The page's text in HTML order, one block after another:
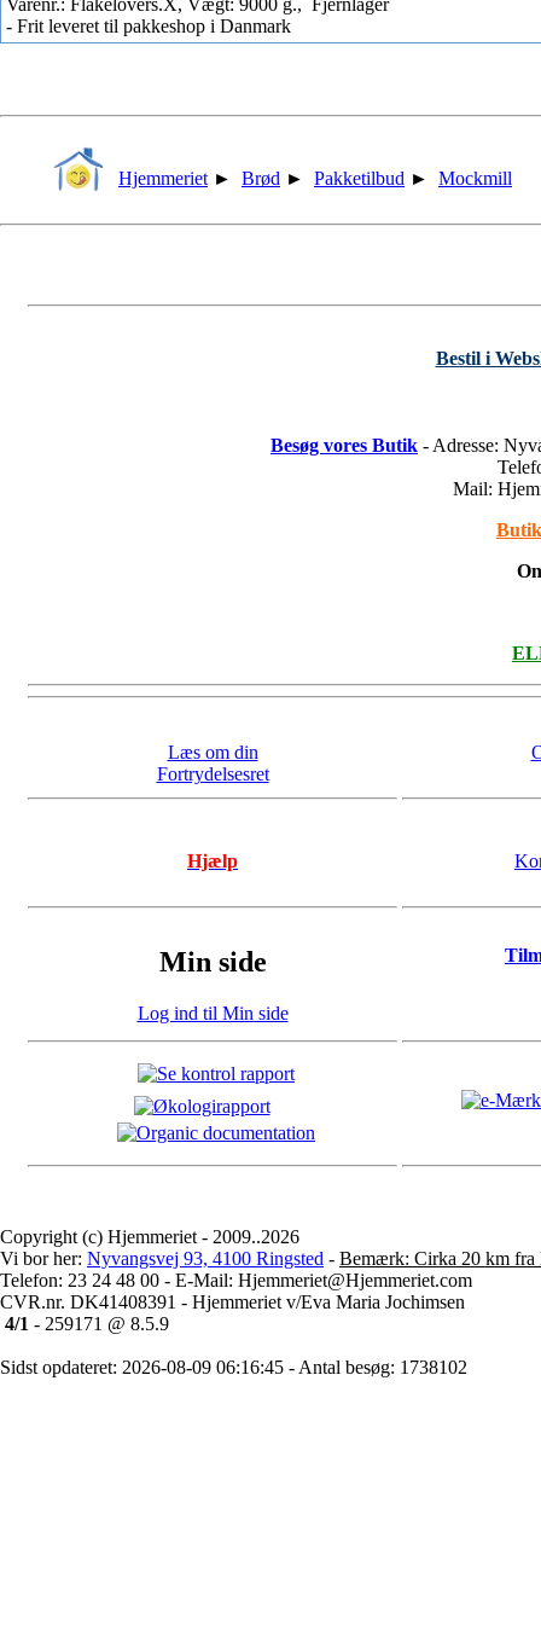
- Frit leveret til pakkeshop i Danmark
Hjemmeriet ► Brød ► Pakketilbud ► Mockmill
Bestil i
Besøg vores Butik - Adresse:
Mail:
Læs om din
Fortrydelsesret
Hjælp
Min side
Log ind til Min side
Copyright (c) Hjemmeriet - 2009..2026
Vi bor her: Nyvangsvej 93, 4100 Ringsted - Bemærk: Cirka 20 km fra
Telefon: 23 24 48 00 - E-Mail: Hjemmeriet@Hjemmeriet.com
CVR.nr. DK41408391 - Hjemmeriet v/Eva Maria Jochimsen
4/1 - 259171 @ 8.5.9
Sidst opdateret: 2026-08-09 06:16:45 - Antal besøg: 1738102